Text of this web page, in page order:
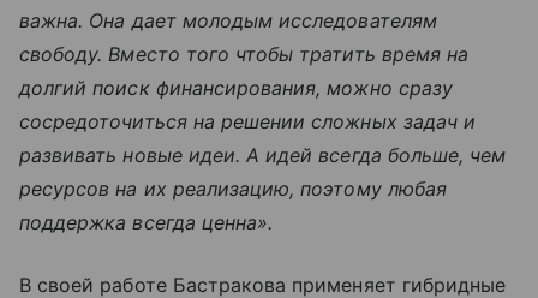
важна. Она дает молодым исследователям
свободу. Вместо того чтобы тратить время на
долгий поиск финансирования, можно сразу
сосредоточиться на решении сложных задач и
развивать новые идеи. А идей всегда больше, чем
ресурсов на их реализацию, поэтому любая
поддержка всегда ценна».
В своей работе Бастракова применяет гибридные